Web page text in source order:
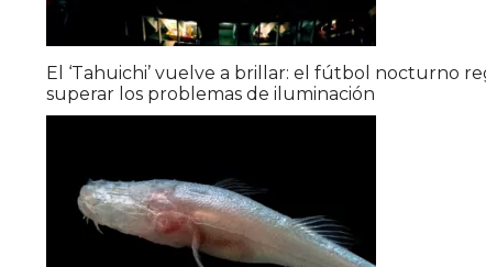
El ‘Tahuichi’ vuelve a brillar: el fútbol nocturno
superar los problemas de iluminación